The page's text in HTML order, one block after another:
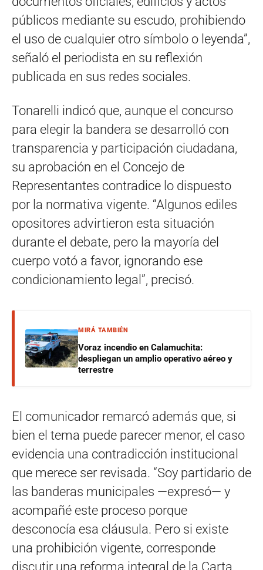
públicos mediante su escudo, prohibiendo
el uso de cualquier otro símbolo o leyenda”,
señaló el periodista en su reflexión
publicada en sus redes sociales.
Tonarelli indicó que, aunque el concurso
para elegir la bandera se desarrolló con
transparencia y participación ciudadana,
su aprobación en el Concejo de
Representantes contradice lo dispuesto
por la normativa vigente. “Algunos ediles
opositores advirtieron esta situación
durante el debate, pero la mayoría del
cuerpo votó a favor, ignorando ese
condicionamiento legal”, precisó.
MIRÁ TAMBIÉN
Voraz incendio en Calamuchita:
despliegan un amplio operativo aéreo y
terrestre
El comunicador remarcó además que, si
bien el tema puede parecer menor, el caso
evidencia una contradicción institucional
que merece ser revisada. “Soy partidario de
las banderas municipales —expresó— y
acompañé este proceso porque
desconocía esa cláusula. Pero si existe
una prohibición vigente, corresponde
discutir una reforma integral de la Carta